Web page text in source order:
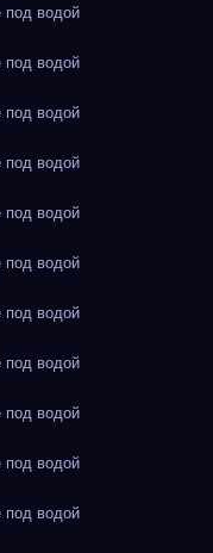
водой
водой
водой
водой
водой
водой
водой
водой
водой
водой
водой